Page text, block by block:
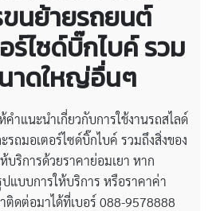
ขนย้ายรถยนต์
ร์ไซด์บิ๊กไบค์ รวม
าดใหญ่อื่นๆ
คำแนะนำเกี่ยวกับการใช้งานรถสไลด์
ถมอเตอร์ไซด์บิ๊กไบค์ รวมถึงสิ่งของ
ริการด้วยราคาย่อมเยา หาก
แบบการให้บริการ หรือราคาค่า
ติดต่อมาได้ที่เบอร์ 088-9578888